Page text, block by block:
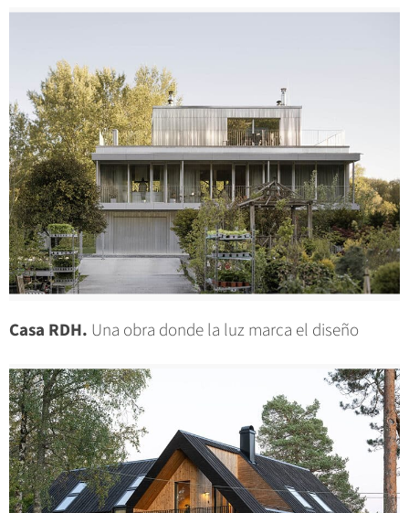
Casa RDH. Una obra donde la luz marca el diseño